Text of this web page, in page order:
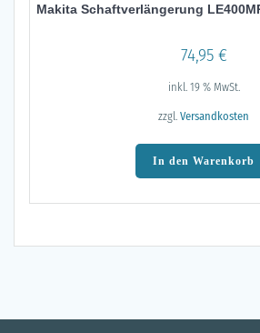
Makita Schaftverlängerung
74,95 €
inkl. 19 % MwSt.
zzgl. Versandkosten
In den Warenkorb